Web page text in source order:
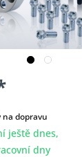
na dopravu
ještě dnes,
dny